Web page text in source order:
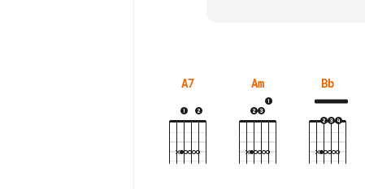
A7 Am Bb